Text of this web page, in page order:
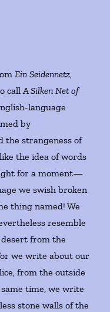
Ein Seidennetz,
callA Silken Net of
language
by
the strangeness of
the idea of words
for a moment—
we swish broken
thing named! We
resemble
from the
we write about our
from the outside
time, we write
stone walls of the